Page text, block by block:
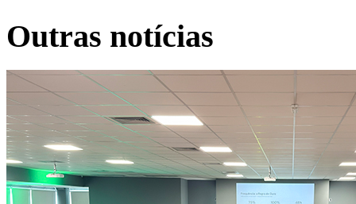
Outras notícias